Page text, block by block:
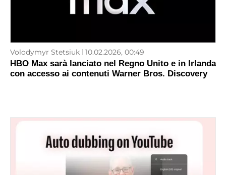
Volodymyr Stetsiuk 10.02.2026, 00:49
HBO Max sarà lanciato nel Regno Unito e in Irlanda
con accesso ai contenuti Warner Bros. Discovery